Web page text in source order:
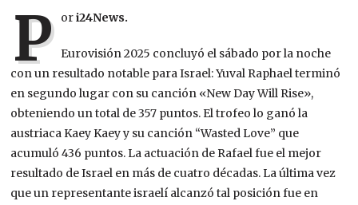
P ori24News.
Eurovisión 2025 concluyó el sábado por la noche
con un resultado notable para Israel: Yuval Raphael terminó
en segundo lugar con su canción «New Day Will Rise»,
obteniendo un total de 357 puntos. El trofeo lo ganó la
austriaca Kaey Kaey y su canción “Wasted Love” que
acumuló 436 puntos. La actuación de Rafael fue el mejor
resultado de Israel en más de cuatro décadas. La última vez
que un representante israelí alcanzó tal posición fue en